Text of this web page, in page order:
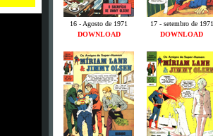
16 - Agosto de 1971
17 - setembro de 1971
DOWNLOAD
DOWNLOAD